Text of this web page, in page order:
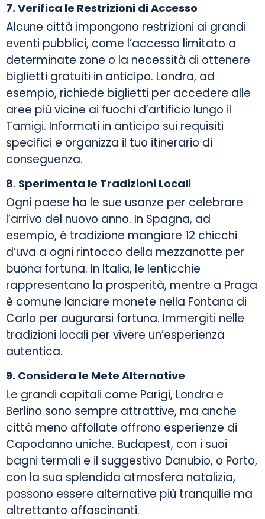
7. Verifica le Restrizioni di Accesso
Alcune città impongono restrizioni ai grandi
eventi pubblici, come l’accesso limitato a
determinate zone o la necessità di ottenere
biglietti gratuiti in anticipo. Londra, ad
esempio, richiede biglietti per accedere alle
aree più vicine ai fuochi d’artificio lungo il
Tamigi. Informati in anticipo sui requisiti
specifici e organizza il tuo itinerario di
conseguenza.
8. Sperimenta le Tradizioni Locali
Ogni paese ha le sue usanze per celebrare
l’arrivo del nuovo anno. In Spagna, ad
esempio, è tradizione mangiare 12 chicchi
d’uva a ogni rintocco della mezzanotte per
buona fortuna. In Italia, le lenticchie
rappresentano la prosperità, mentre a Praga
è comune lanciare monete nella Fontana di
Carlo per augurarsi fortuna. Immergiti nelle
tradizioni locali per vivere un’esperienza
autentica.
9. Considera le Mete Alternative
Le grandi capitali come Parigi, Londra e
Berlino sono sempre attrattive, ma anche
città meno affollate offrono esperienze di
Capodanno uniche. Budapest, con i suoi
bagni termali e il suggestivo Danubio, o Porto,
con la sua splendida atmosfera natalizia,
possono essere alternative più tranquille ma
altrettanto affascinanti.